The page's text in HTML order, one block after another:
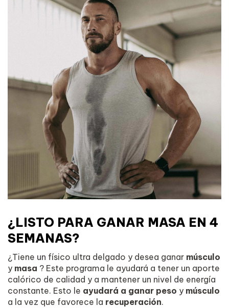
¿LISTO PARA GANAR MASA EN 4
SEMANAS?
¿Tiene un físico ultra delgado y desea ganar músculo
y masa ? Este programa le ayudará a tener un aporte
calórico de calidad y a mantener un nivel de energía
constante. Esto le ayudará a ganar peso y músculo
a la vez que favorece la recuperación.